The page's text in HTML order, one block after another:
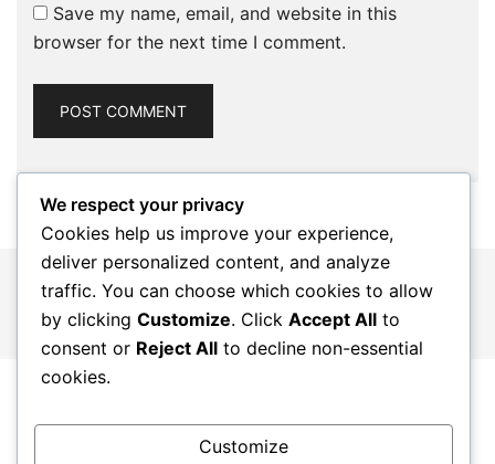
Save my name, email, and website in this
browser for the next time I comment.
© 2026 katherinerussellrich.com. Proudly powered by
Botiga
We respect your privacy
Cookies help us improve your experience,
deliver personalized content, and analyze
traffic. You can choose which cookies to allow
by clicking Customize. Click Accept All to
consent or Reject All to decline non-essential
cookies.
Customize